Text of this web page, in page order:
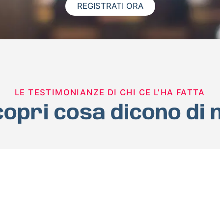
REGISTRATI ORA
LE TESTIMONIANZE DI CHI CE L'HA FATTA
cosa dicono di